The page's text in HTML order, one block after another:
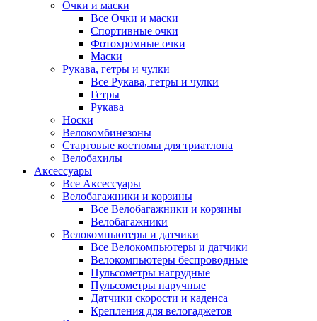
Очки и маски
Все Очки и маски
Спортивные очки
Фотохромные очки
Маски
Рукава, гетры и чулки
Все Рукава, гетры и чулки
Гетры
Рукава
Носки
Велокомбинезоны
Стартовые костюмы для триатлона
Велобахилы
Аксессуары
Все Аксессуары
Велобагажники и корзины
Все Велобагажники и корзины
Велобагажники
Велокомпьютеры и датчики
Все Велокомпьютеры и датчики
Велокомпьютеры беспроводные
Пульсометры нагрудные
Пульсометры наручные
Датчики скорости и каденса
Крепления для велогаджетов